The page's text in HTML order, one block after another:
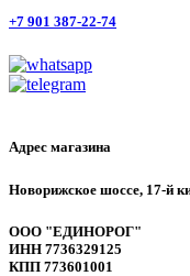
+7 901 387-22-74
Адрес магазина
Новорижское шоссе, 17-й
ООО "ЕДИНОРОГ"
ИНН 7736329125
КПП 773601001